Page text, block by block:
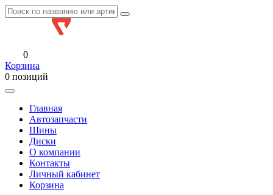
0
Корзина
0 позиций
Главная
Автозапчасти
Шины
Диски
О компании
Контакты
Личный кабинет
Корзина